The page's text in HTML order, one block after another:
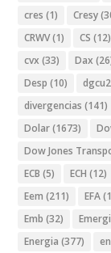
cres (1) Cresy
CRWV(1) CS (12)
cvx (33) Dax
Desp (10) dgcu2
divergencias (141)
Dolar(1673)
Dow Jones
ECB (5) ECH (12)
Eem (211) EFA
Emb (32)
Energia (377)